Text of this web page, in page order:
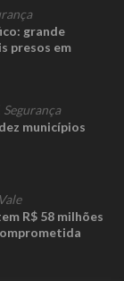
grande
presos em
Segurança
municípios
R$ 58 milhões